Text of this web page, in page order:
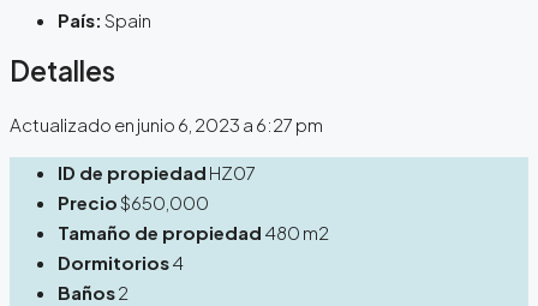
País: Spain
Detalles
Actualizado en junio 6, 2023 a 6:27 pm
ID de propiedad HZ07
Precio$650,000
Tamaño de propiedad 480 m2
Dormitorios4
Baños2